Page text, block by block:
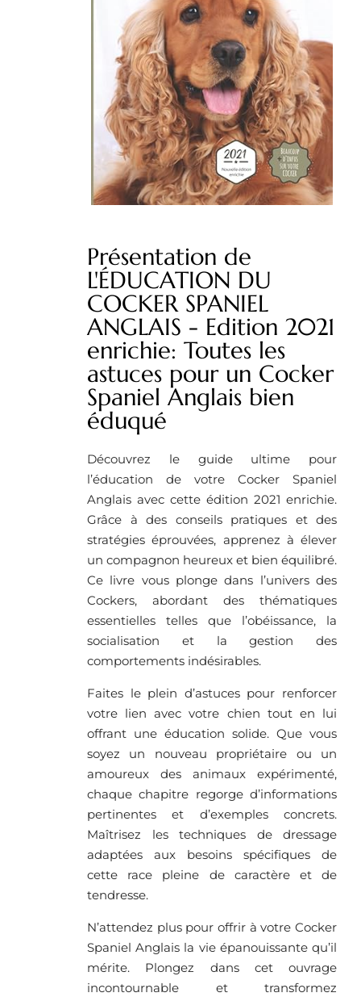
Présentation de
L'ÉDUCATION DU
COCKER SPANIEL
ANGLAIS - Edition 2021
enrichie: Toutes les
astuces pour un Cocker
Spaniel Anglais bien
éduqué
Découvrez le guide ultime pour
l’éducation de votre Cocker Spaniel
Anglais avec cette édition 2021 enrichie.
Grâce à des conseils pratiques et des
stratégies éprouvées, apprenez à élever
un compagnon heureux et bien équilibré.
Ce livre vous plonge dans l’univers des
Cockers, abordant des thématiques
essentielles telles que l’obéissance, la
socialisation et la gestion des
comportements indésirables.
Faites le plein d’astuces pour renforcer
votre lien avec votre chien tout en lui
offrant une éducation solide. Que vous
soyez un nouveau propriétaire ou un
amoureux des animaux expérimenté,
chaque chapitre regorge d’informations
pertinentes et d’exemples concrets.
Maîtrisez les techniques de dressage
adaptées aux besoins spécifiques de
cette race pleine de caractère et de
tendresse.
N’attendez plus pour offrir à votre Cocker
Spaniel Anglais la vie épanouissante qu’il
mérite. Plongez dans cet ouvrage
incontournable et transformez